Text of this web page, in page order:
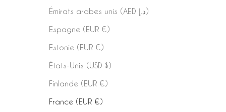
Émirats arabes unis (AED د.إ)
Espagne (EUR €)
Estonie (EUR €)
États-Unis (USD $)
Finlande (EUR €)
France (EUR €)